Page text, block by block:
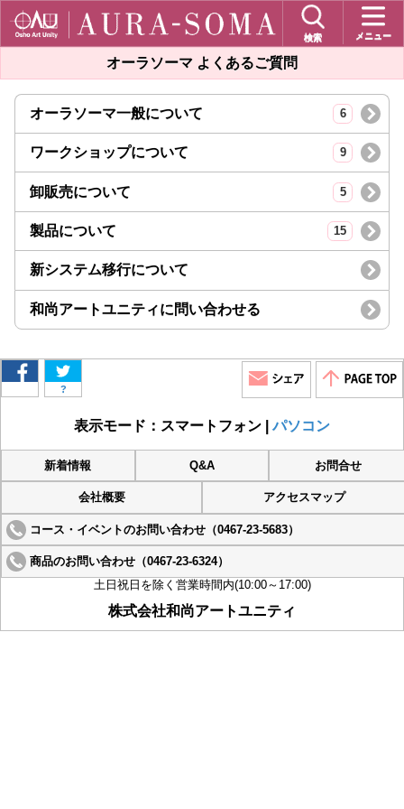
検索 メニュー
オーラソーマ よくあるご質問
オーラソーマ一般について 6
ワークショップについて 9
卸販売について 5
製品について 15
新システム移行について
和尚アートユニティに問い合わせる
?
表示モード：スマートフォン |パソコン
新着情報 Q&A お問合せ
会社概要 アクセスマップ
コース・イベントのお問い合わせ（0467-23-5683）
商品のお問い合わせ（0467-23-6324）
土日祝日を除く営業時間内(10:00～17:00)
株式会社和尚アートユニティ